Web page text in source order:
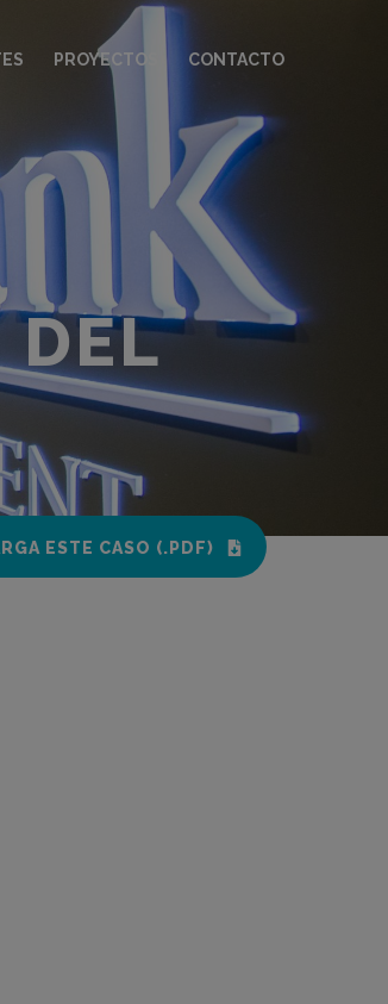
PROYECTOS CONTACTO
DEL
ESTE CASO (.PDF)